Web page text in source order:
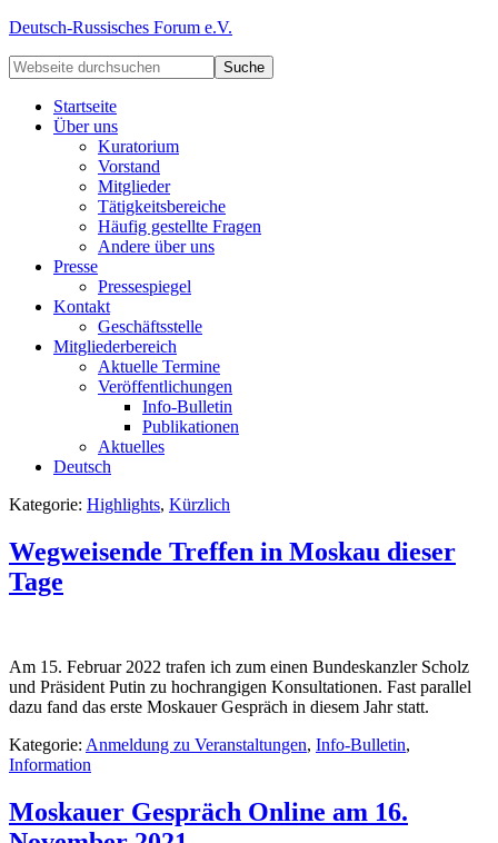
Deutsch-Russisches Forum e.V.
Startseite
Über uns
Kuratorium
Vorstand
Mitglieder
Tätigkeitsbereiche
Häufig gestellte Fragen
Andere über uns
Presse
Pressespiegel
Kontakt
Geschäftsstelle
Mitgliederbereich
Aktuelle Termine
Veröffentlichungen
Info-Bulletin
Publikationen
Aktuelles
Deutsch
Kategorie: Highlights, Kürzlich
Wegweisende Treffen in Moskau dieser
Tage
Am 15. Februar 2022 trafen ich zum einen Bundeskanzler Scholz
und Präsident Putin zu hochrangigen Konsultationen. Fast parallel
dazu fand das erste Moskauer Gespräch in diesem Jahr statt.
Kategorie: Anmeldung zu Veranstaltungen, Info-Bulletin,
Information
Moskauer Gespräch Online am 16.